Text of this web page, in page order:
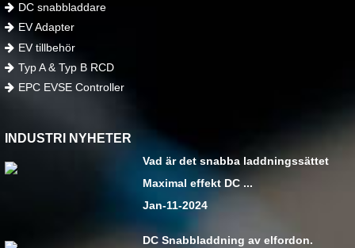
DC snabbladdare
EV Adapter
EV tillbehör
Typ A & Typ B RCD
EPC EVSE Controller
INDUSTRI NYHETER
Vad är det snabba laddningssättet
Maximal effekt DC ...
Jan-11-2024
DC Snabbladdning av elfordon.